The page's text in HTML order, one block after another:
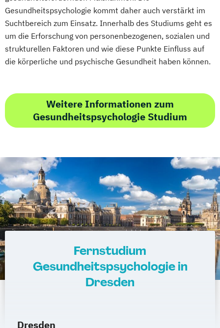
Immobilienkaufleute
Immobilienwirtschaft Informatik
Information Technology Management
Innovation and Entrepreneurship (DE/EN)
(DE/EN)
International Management (DE/EN)
Internationales Marketing
Kindheitspädagogik für Erzieher:innen
Kommunikationsdesign
Kommunikationspsychologie
Kultur- und Medienpädagogik
Leitungshandeln in der Pädagogik
Logistikmanagement Logopädie
Management (DE/EN) Marketing
Marketing und digitale Medien
Marketingmanagement
Maschinenbau
Master of Business Administration (DE/EN)
Abendstudium
Global Business Administration (EN)
Inklusion und Teilhabe
Innovation und Zukunftsforschung
Integrative Lerntherapie
Kommunikation und Medienmanagement
Kommunikationsdesign
Lebensmittelmanagement und -
Lerntherapie
Management
Management im Gesundheitswesen
Medien- und Kommunikationsmanagement
Mediendesign
Nachhaltigkeitsmanagement
Online Marketing
Personalpsychologie und Human Resource
Gesundheitspsychologie kommt daher auch verstärkt im
Suchtbereich zum Einsatz. Innerhalb des Studiums geht es
um die Erforschung von personenbezogenen, sozialen und
strukturellen Faktoren und wie diese Punkte Einfluss auf
die körperliche und psychische Gesundheit haben können.
Weitere Informationen zum
Gesundheitspsychologie Studium
Fernstudium
Gesundheitspsychologie in
Dresden
Dresden